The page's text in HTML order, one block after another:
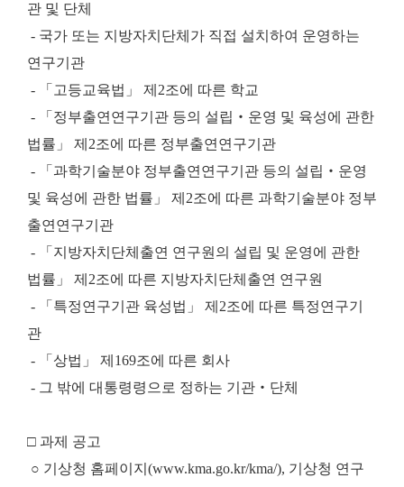
관 및 단체
- 국가 또는 지방자치단체가 직접 설치하여 운영하는
연구기관
- 「고등교육법」 제2조에 따른 학교
- 「정부출연연구기관 등의 설립‧운영 및 육성에 관한
법률」 제2조에 따른 정부출연연구기관
- 「과학기술분야 정부출연연구기관 등의 설립‧운영
및 육성에 관한 법률」 제2조에 따른 과학기술분야 정부
출연연구기관
- 「지방자치단체출연 연구원의 설립 및 운영에 관한
법률」 제2조에 따른 지방자치단체출연 연구원
- 「특정연구기관 육성법」 제2조에 따른 특정연구기
관
- 「상법」 제169조에 따른 회사
- 그 밖에 대통령령으로 정하는 기관‧단체
□ 과제 공고
○ 기상청 홈페이지(www.kma.go.kr/kma/), 기상청 연구